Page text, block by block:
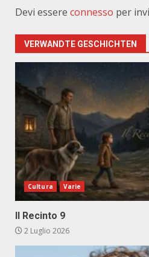
Devi essere connesso per
VERWANDTE GESCHICHTEN
Cultura Varie
Il Recinto 9
2 Luglio 2026